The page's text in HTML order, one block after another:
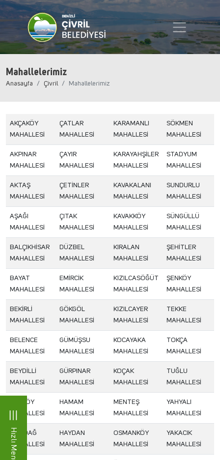
Hızlı Menü
Mahallelerimiz
Anasayfa Çivril Mahallelerimiz
AKÇAKÖY
MAHALLESİ
ÇATLAR
MAHALLESİ
KARAMANLI
MAHALLESİ
SÖKMEN
MAHALLESİ
AKPINAR
MAHALLESİ
ÇAYIR
MAHALLESİ
KARAYAHŞİLER
MAHALLESİ
STADYUM
MAHALLESİ
AKTAŞ
MAHALLESİ
ÇETİNLER
MAHALLESİ
KAVAKALANI
MAHALLESİ
SUNDURLU
MAHALLESİ
AŞAĞI
MAHALLESİ
ÇITAK
MAHALLESİ
KAVAKKÖY
MAHALLESİ
SÜNGÜLLÜ
MAHALLESİ
BALÇIKHİSAR
MAHALLESİ
DÜZBEL
MAHALLESİ
KIRALAN
MAHALLESİ
ŞEHİTLER
MAHALLESİ
BAYAT
MAHALLESİ
EMİRCİK
MAHALLESİ
KIZILCASÖĞÜT
MAHALLESİ
ŞENKÖY
MAHALLESİ
BEKİRLİ
MAHALLESİ
GÖKGÖL
MAHALLESİ
KIZILCAYER
MAHALLESİ
TEKKE
MAHALLESİ
BELENCE
MAHALLESİ
GÜMÜŞSU
MAHALLESİ
KOCAYAKA
MAHALLESİ
TOKÇA
MAHALLESİ
BEYDİLLİ
MAHALLESİ
GÜRPINAR
MAHALLESİ
KOÇAK
MAHALLESİ
TUĞLU
MAHALLESİ
BEYKÖY
MAHALLESİ
HAMAM
MAHALLESİ
MENTEŞ
MAHALLESİ
YAHYALI
MAHALLESİ
BOZDAĞ
MAHALLESİ
HAYDAN
MAHALLESİ
OSMANKÖY
MAHALLESİ
YAKACIK
MAHALLESİ